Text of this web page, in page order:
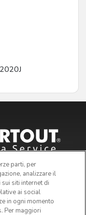
parti, per
analizzare il
siti internet di
ai social
in ogni momento
Per maggiori